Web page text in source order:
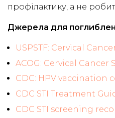
профілактику, а не
Джерела для
USPSTF: Cervical
ACOG: Cervical Cancer
CDC: HPV vaccination
CDC STI Treatment
CDC STI screening